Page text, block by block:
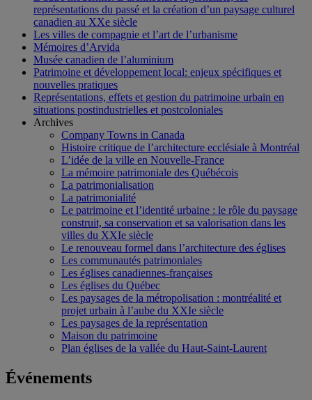
représentations du passé et la création d’un paysage culturel
canadien au XXe siècle
Les villes de compagnie et l’art de l’urbanisme
Mémoires d’Arvida
Musée canadien de l’aluminium
Patrimoine et développement local: enjeux spécifiques et
nouvelles pratiques
Représentations, effets et gestion du patrimoine urbain en
situations postindustrielles et postcoloniales
Archives
Company Towns in Canada
Histoire critique de l’architecture ecclésiale à Montréal
L’idée de la ville en Nouvelle-France
La mémoire patrimoniale des Québécois
La patrimonialisation
La patrimonialité
Le patrimoine et l’identité urbaine : le rôle du paysage
construit, sa conservation et sa valorisation dans les
villes du XXIe siècle
Le renouveau formel dans l’architecture des églises
Les communautés patrimoniales
Les églises canadiennes-françaises
Les églises du Québec
Les paysages de la métropolisation : montréalité et
projet urbain à l’aube du XXIe siècle
Les paysages de la représentation
Maison du patrimoine
Plan églises de la vallée du Haut-Saint-Laurent
Événements